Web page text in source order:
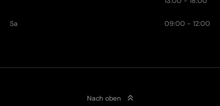
Sa 09:00 - 12:00
Nach oben